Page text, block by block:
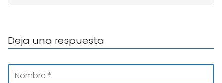
Deja una respuesta